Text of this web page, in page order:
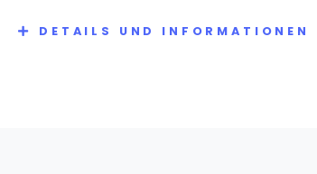
DETAILS UND INFORMATIONEN